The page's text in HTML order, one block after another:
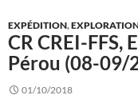
EXPÉDITION,
CR CREI-FFS,
Pérou (08-09/
01/10/2018